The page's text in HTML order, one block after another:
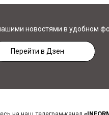
новостями в удобном
Перейти в Дзен